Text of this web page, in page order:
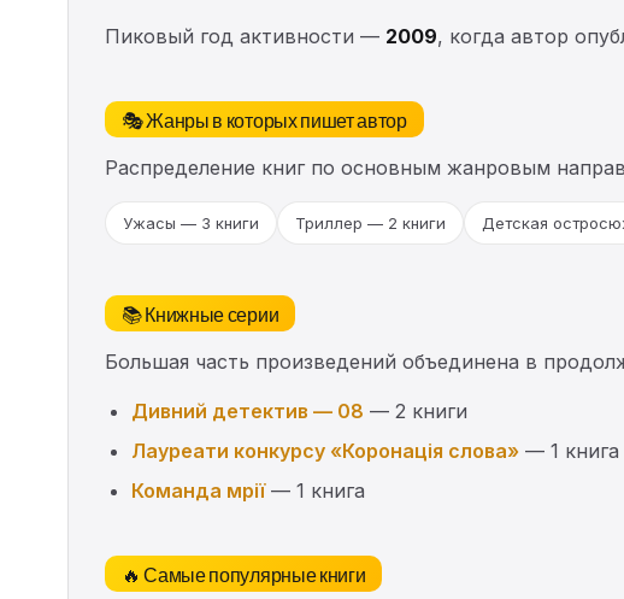
Пиковый год активности — 2009, когда автор
🎭 Жанры в которых пишет автор
Распределение книг по основным жанровым
Ужасы — 3 книги Триллер — 2 книги Детская
📚 Книжные серии
Большая часть произведений объединена в
Дивний детектив — 08 — 2 книги
Лауреати конкурсу «Коронація слова» — 1 книга
Команда мрії— 1 книга
🔥 Самые популярные книги